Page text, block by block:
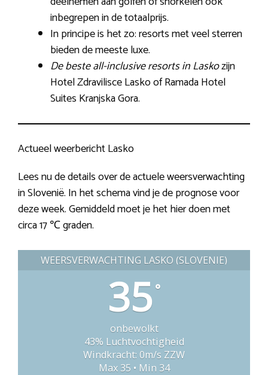
inbegrepen in de totaalprijs.
In principe is het zo: resorts met veel sterren
bieden de meeste luxe.
De beste all-inclusive resorts in Laskozijn
Hotel Zdravilisce Lasko of Ramada Hotel
Suites Kranjska Gora.
Actueel weerbericht Lasko
Lees nu de details over de actuele weersverwachting
in Slovenië. In het schema vind je de prognose voor
deze week. Gemiddeld moet je het hier doen met
circa 17 ℃ graden.
WEERSVERWACHTING LASKO (SLOVENIË)
35°
onbewolkt
43% Luchtvochtigheid
Windkracht: 0m/s ZZW
Max 35 • Min 34